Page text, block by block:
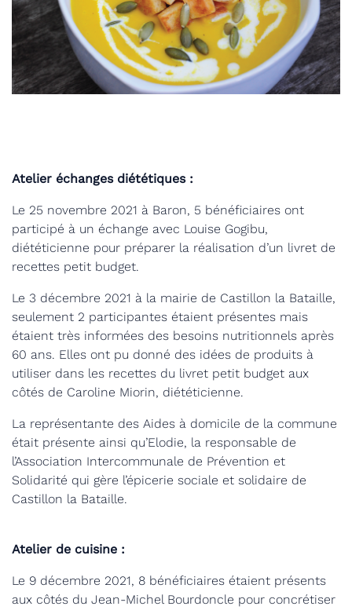
Atelier échanges diététiques :
Le 25 novembre 2021 à Baron, 5 bénéficiaires ont
participé à un échange avec Louise Gogibu,
diététicienne pour préparer la réalisation d’un livret de
recettes petit budget.
Le 3 décembre 2021 à la mairie de Castillon la Bataille,
seulement 2 participantes étaient présentes mais
étaient très informées des besoins nutritionnels après
60 ans. Elles ont pu donné des idées de produits à
utiliser dans les recettes du livret petit budget aux
côtés de Caroline Miorin, diététicienne.
La représentante des Aides à domicile de la commune
était présente ainsi qu’Elodie, la responsable de
l’Association Intercommunale de Prévention et
Solidarité qui gère l’épicerie sociale et solidaire de
Castillon la Bataille.
Atelier de cuisine :
Le 9 décembre 2021, 8 bénéficiaires étaient présents
aux côtés du Jean-Michel Bourdoncle pour concrétiser